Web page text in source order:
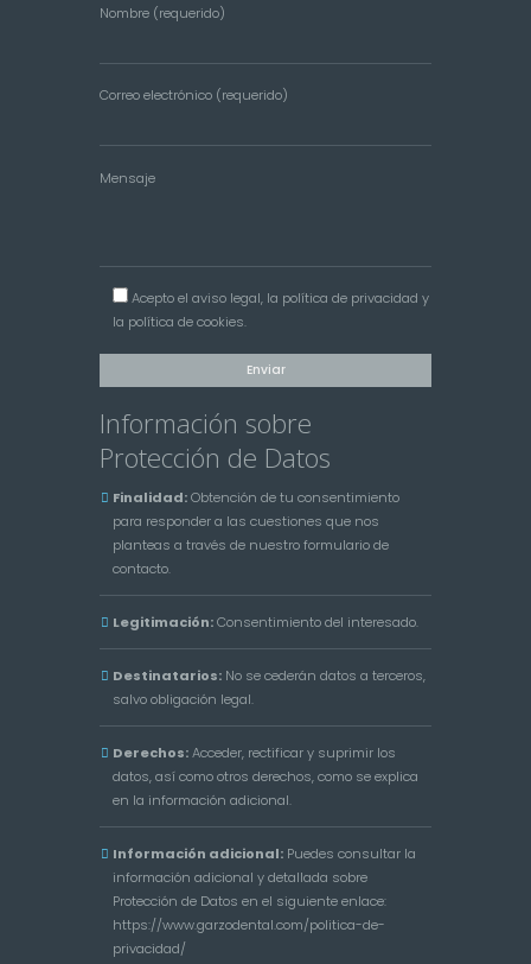
Nombre (requerido)
Correo electrónico (requerido)
Mensaje
Acepto elaviso legal, la política de privacidad y
la política de cookies.
Información sobre
Protección de Datos
Finalidad:Obtención de tu consentimiento
para responder a las cuestiones que nos
planteas a través de nuestro formulario de
contacto.
Legitimación:Consentimiento del interesado.
Destinatarios: No se cederán datos a terceros,
salvo obligación legal.
Derechos:Acceder, rectificar y suprimir los
datos, así como otros derechos, como se explica
en la información adicional.
Información adicional: Puedes consultar la
información adicional y detallada sobre
Protección de Datos en el siguiente enlace:
https://www.garzodental.com/politica-de-
privacidad/